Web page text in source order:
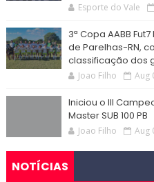
Esporte do Vale
3ª Copa AABB
de Parelhas-RN,
classificação dos
Joao Filho Aug
Iniciou o III
Master SUB 100 PB
Joao Filho Aug
NOTÍCIAS